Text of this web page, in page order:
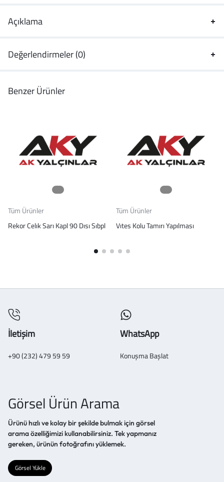
Açıklama
Değerlendirmeler (0)
Benzer Ürünler
Tüm Ürünler
Rekor Celık Sarı Kapl 90 Dısı Sıbpl
Tüm Ürünler
Vıtes Kolu Tamırı Yapılması
İletişim
+90 (232) 479 59 59
WhatsApp
Konuşma Başlat
Görsel Ürün Arama
Ürünü hızlı ve kolay bir şekilde bulmak için görsel
arama özelliğimizi kullanabilirsiniz. Tek yapmanız
gereken, ürünün fotoğrafını yüklemek.
Görsel Yükle